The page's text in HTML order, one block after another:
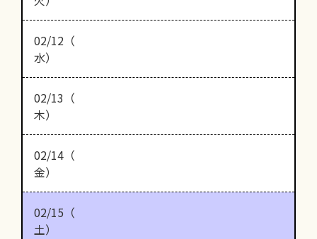
02/12（
水）
02/13（
木）
02/14（
金）
02/15（
土）